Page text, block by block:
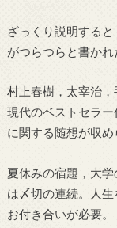
ざっくり説明する
がつらつらと書かれ
村上春樹，太宰治
現代のベストセラー
に関する随想が収め
夏休みの宿題，大
は〆切の連続。人
お付き合いが必要。